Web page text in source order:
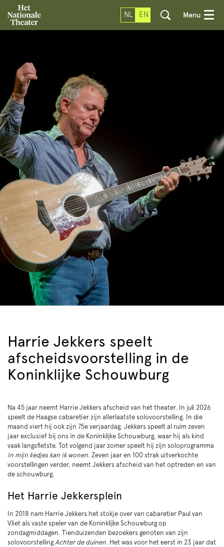
NL EN Menu
Harrie Jekkers speelt
afscheidsvoorstelling in de
Koninklijke Schouwburg
Na 45 jaar neemt Harrie Jekkers afscheid van het theater. In juli 2026
speelt de Haagse cabaretier zijn allerlaatste solovoorstelling. In die
maand viert hij ook zijn 75e verjaardag. Jekkers speelt al ruim zeven
jaar exclusief bij ons in de Koninklijke Schouwburg, waar hij als kind
vaak langsfietste. Tot volgend jaar zomer speelt hij zijn soloprogramma
In mijn liedjes kan ik wonen. Zeven jaar en 100 strak uitverkochte
voorstellingen verder, neemt Jekkers afscheid van het optreden en van
de schouwburg.
Het Harrie Jekkersplein
In 2018 nam Harrie Jekkers het stokje over van cabaretier Paul van
Vliet als vaste speler van de Koninklijke Schouwburg op
zondagmiddagen. Tienduizenden bezoekers genoten van zijn
solovoorstelling Achter de duinen. Het was voor het eerst in 23 jaar dat